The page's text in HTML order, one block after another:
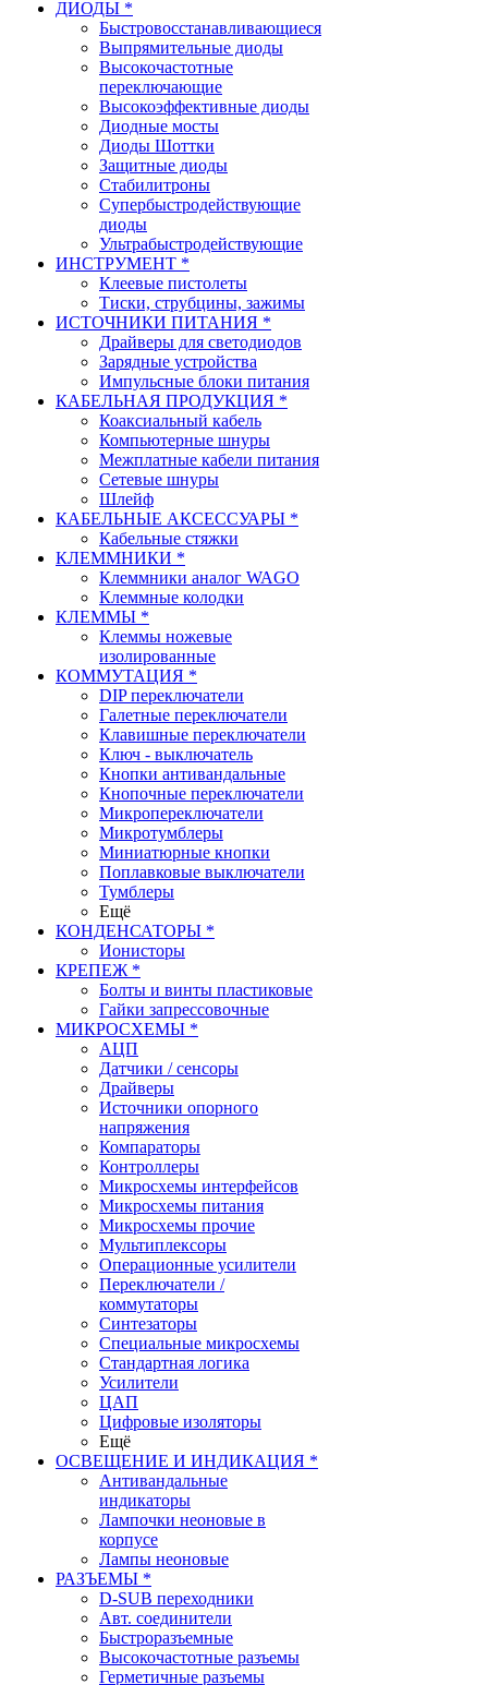
ДИОДЫ *
Быстровосстанавливающиеся
Выпрямительные диоды
Высокочастотные
переключающие
Высокоэффективные диоды
Диодные мосты
Диоды Шоттки
Защитные диоды
Стабилитроны
Супербыстродействующие
диоды
Ультрабыстродействующие
ИНСТРУМЕНТ *
Клеевые пистолеты
Тиски, струбцины, зажимы
ИСТОЧНИКИ ПИТАНИЯ *
Драйверы для светодиодов
Зарядные устройства
Импульсные блоки питания
КАБЕЛЬНАЯ ПРОДУКЦИЯ *
Коаксиальный кабель
Компьютерные шнуры
Межплатные кабели питания
Сетевые шнуры
Шлейф
КАБЕЛЬНЫЕ АКСЕССУАРЫ *
Кабельные стяжки
КЛЕММНИКИ *
Клеммники аналог WAGO
Клеммные колодки
КЛЕММЫ *
Клеммы ножевые
изолированные
КОММУТАЦИЯ *
DIP переключатели
Галетные переключатели
Клавишные переключатели
Ключ - выключатель
Кнопки антивандальные
Кнопочные переключатели
Микропереключатели
Микротумблеры
Миниатюрные кнопки
Поплавковые выключатели
Тумблеры
Ещё
КОНДЕНСАТОРЫ *
Ионисторы
КРЕПЕЖ *
Болты и винты пластиковые
Гайки запрессовочные
МИКРОСХЕМЫ *
АЦП
Датчики / сенсоры
Драйверы
Источники опорного
напряжения
Компараторы
Контроллеры
Микросхемы интерфейсов
Микросхемы питания
Микросхемы прочие
Мультиплексоры
Операционные усилители
Переключатели /
коммутаторы
Синтезаторы
Специальные микросхемы
Стандартная логика
Усилители
ЦАП
Цифровые изоляторы
Ещё
ОСВЕЩЕНИЕ И ИНДИКАЦИЯ *
Антивандальные
индикаторы
Лампочки неоновые в
корпусе
Лампы неоновые
РАЗЪЕМЫ *
D-SUB переходники
Авт. соединители
Быстроразъемные
Высокочастотные разъемы
Герметичные разъемы